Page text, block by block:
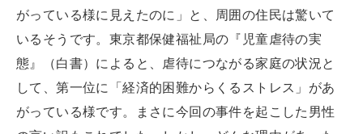
がっている様に見えたのに」と、周囲の住民は驚いて
いるそうです。東京都保健福祉局の『児童虐待の実
態』（白書）によると、虐待につながる家庭の状況と
して、第一位に「経済的困難からくるストレス」があ
がっている様です。まさに今回の事件を起こした男性